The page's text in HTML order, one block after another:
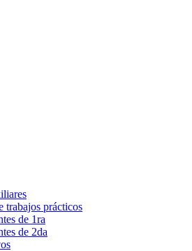
trabajos prácticos
de 1ra
de 2da